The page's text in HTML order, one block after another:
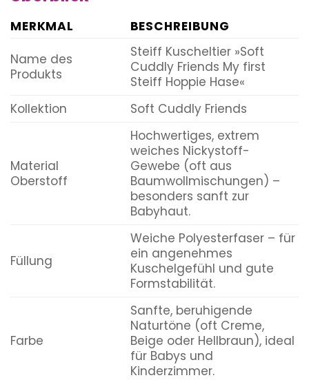
MERKMAL
BESCHREIBUNG
Name des
Produkts
Steiff Kuscheltier »Soft
Cuddly Friends My first
Steiff Hoppie Hase«
Kollektion
Soft Cuddly Friends
Material
Oberstoff
Hochwertiges, extrem
weiches Nickystoff-
Gewebe (oft aus
Baumwollmischungen) –
besonders sanft zur
Babyhaut.
Füllung
Weiche Polyesterfaser – für
ein angenehmes
Kuschelgefühl und gute
Formstabilität.
Farbe
Sanfte, beruhigende
Naturtöne (oft Creme,
Beige oder Hellbraun), ideal
für Babys und
Kinderzimmer.